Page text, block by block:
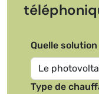
Quelle
Type de